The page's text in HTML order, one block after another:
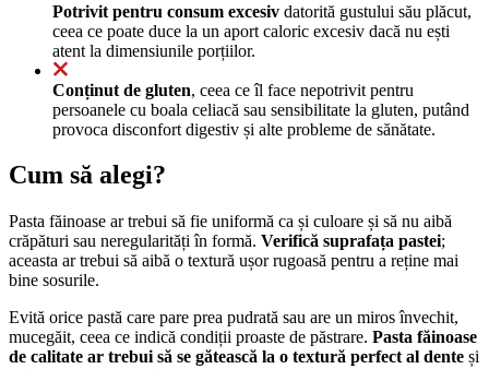
Potrivit pentru consum excesiv datorită gustului său plăcut,
ceea ce poate duce la un aport caloric excesiv dacă nu ești
atent la dimensiunile porțiilor.
Conținut de gluten, ceea ce îl face nepotrivit pentru
persoanele cu boala celiacă sau sensibilitate la gluten, putând
provoca disconfort digestiv și alte probleme de sănătate.
Cum să alegi?
Pasta făinoase ar trebui să fie uniformă ca și culoare și să nu aibă
crăpături sau neregularități în formă. Verifică suprafața pastei;
aceasta ar trebui să aibă o textură ușor rugoasă pentru a reține mai
bine sosurile.
Evită orice pastă care pare prea pudrată sau are un miros învechit,
mucegăit, ceea ce indică condiții proaste de păstrare. Pasta făinoase
de calitate ar trebui să se gătească la o textură perfect al dente și